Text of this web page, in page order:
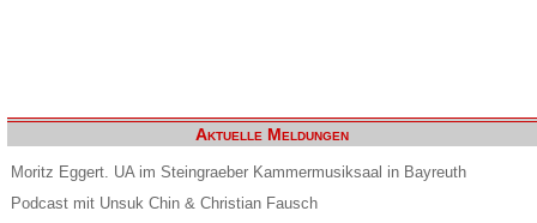
Aktuelle Meldungen
Moritz Eggert. UA im Steingraeber Kammermusiksaal in Bayreuth
Podcast mit Unsuk Chin & Christian Fausch